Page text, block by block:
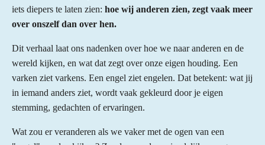
iets diepers te laten zien: hoe wij anderen zien, zegt vaak meer
over onszelf dan over hen.
Dit verhaal laat ons nadenken over hoe we naar anderen en de
wereld kijken, en wat dat zegt over onze eigen houding. Een
varken ziet varkens. Een engel ziet engelen. Dat betekent: wat jij
in iemand anders ziet, wordt vaak gekleurd door je eigen
stemming, gedachten of ervaringen.
Wat zou er veranderen als we vaker met de ogen van een